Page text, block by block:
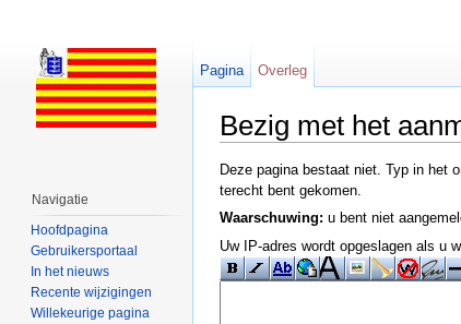
Bezig met het
Deze pagina bestaat niet. Typ in het
terecht bent gekomen.
Waarschuwing: u bent niet
Uw IP-adres wordt opgeslagen als u
Pagina Overleg
Navigatie
Hoofdpagina
Gebruikersportaal
In het nieuws
Recente wijzigingen
Willekeurige pagina